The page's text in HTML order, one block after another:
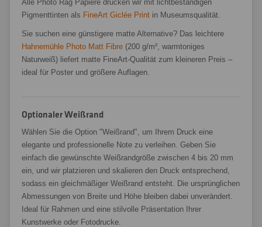
Alle Photo Rag Papiere drucken wir mit lichtbeständigen
Pigmenttinten als FineArt Giclée Print in Museumsqualität.
Sie suchen eine günstigere matte Alternative? Das leichtere
Hahnemühle Photo Matt Fibre (200 g/m², warmtoniges
Naturweiß) liefert matte FineArt-Qualität zum kleineren Preis –
ideal für Poster und größere Auflagen.
Optionaler Weißrand
Wählen Sie die Option "Weißrand", um Ihrem Druck eine
elegante und professionelle Note zu verleihen. Geben Sie
einfach die gewünschte Weißrandgröße zwischen 4 bis 20 mm
ein, und wir platzieren und skalieren den Druck entsprechend,
sodass ein gleichmäßiger Weißrand entsteht. Die ursprünglichen
Abmessungen von Breite und Höhe bleiben dabei unverändert.
Ideal für Rahmen und eine stilvolle Präsentation Ihrer
Kunstwerke oder Fotodrucke.